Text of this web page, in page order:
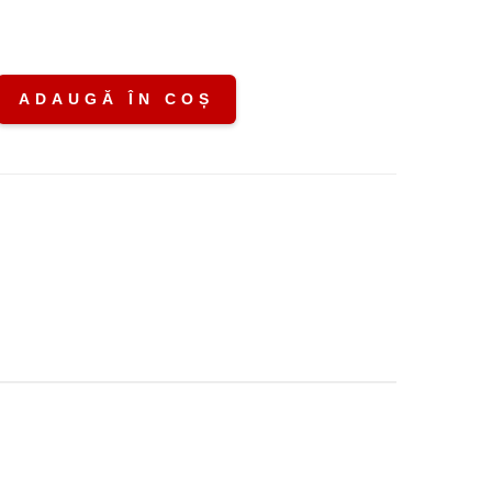
ADAUGĂ ÎN COȘ